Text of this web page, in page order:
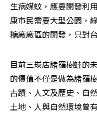
生病媒蚊，應要開發利
康市民需要大型公園，
糖廠廠區的開發，只對
目前三崁店諸羅樹蛙的
的價值不僅是做為諸羅
古蹟、人文及歷史、自
土地、人與自然環境曾